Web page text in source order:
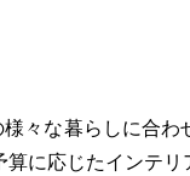
々な暮らしに合
に応じたインテリ